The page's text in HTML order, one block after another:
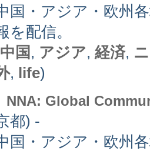
国・アジア・欧州
を配信。
中国 , アジア, 経済,
, life)
NNA: Global
都) -
国・アジア・欧州